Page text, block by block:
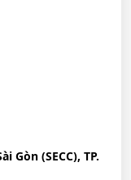
Gòn (SECC), TP.